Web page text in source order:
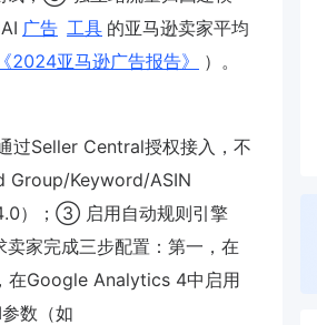
广告 工具 的亚马逊卖家平均
亚马逊广告报告》 ）。
过Seller Central授权接入，不
Group/Keyword/ASIN
）；③ 启用自动规则引擎
卖家完成三步配置：第一，在
在Google Analytics 4中启用
数（如